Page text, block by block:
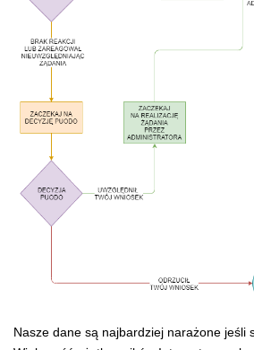
Nasze dane są najbardziej narażone jeśli